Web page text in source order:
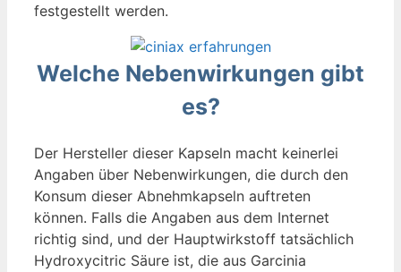
festgestellt werden.
Welche Nebenwirkungen gibt
es?
Der Hersteller dieser Kapseln macht keinerlei
Angaben über Nebenwirkungen, die durch den
Konsum dieser Abnehmkapseln auftreten
können. Falls die Angaben aus dem Internet
richtig sind, und der Hauptwirkstoff tatsächlich
Hydroxycitric Säure ist, die aus Garcinia